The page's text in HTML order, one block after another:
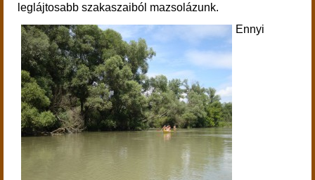
leglájtosabb szakaszaiból mazsolázunk.
Ennyi